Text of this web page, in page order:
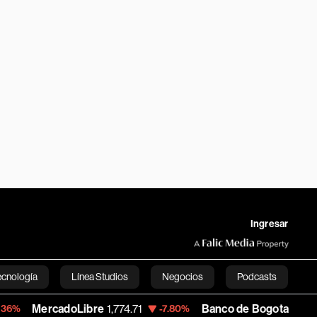
Ingresar
Línea Studios Negocios Podcasts
English1,774.71 -7.80% Banco de Bogota 38,800.00